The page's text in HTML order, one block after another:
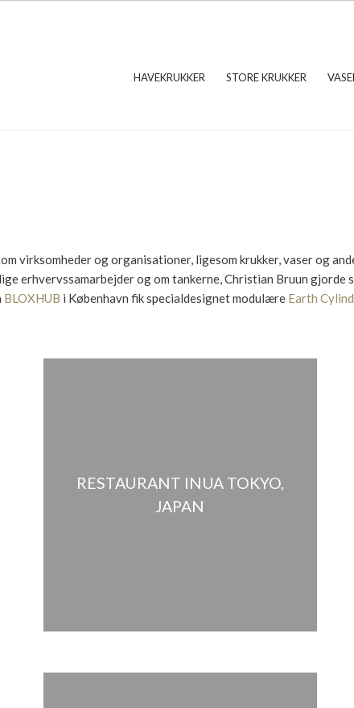
HAVEKRUKKER STORE KRUKKER
virksomheder og organisationer, ligesom krukker, vaser og
erhvervssamarbejder og om tankerne, Christian Bruun gjorde
BLOXHUB i København fik specialdesignet modulære Earth
RESTAURANT INUA TOKYO,
JAPAN